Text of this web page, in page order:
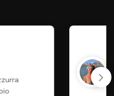
Ho ordinato un lettino che é
dopo pochi giorni.